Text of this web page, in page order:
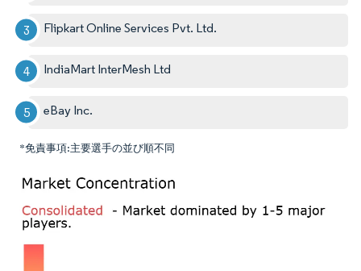
Flipkart Online Services Pvt. Ltd.
IndiaMart InterMesh Ltd
eBay Inc.
*免責事項:主要選手の並び順不同